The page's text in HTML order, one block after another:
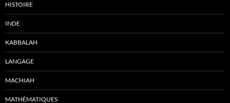
HISTOIRE
INDE
KABBALAH
LANGAGE
MACHIAH
MATHÉMATIQUES